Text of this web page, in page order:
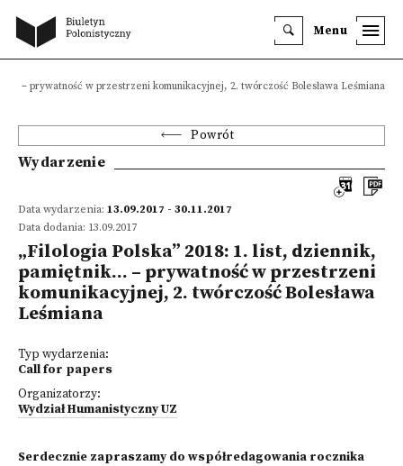
Menu
– prywatność w przestrzeni komunikacyjnej, 2. twórczość Bolesława Leśmiana
Powrót
Wydarzenie
Data wydarzenia: 13.09.2017 - 30.11.2017
Data dodania: 13.09.2017
„Filologia Polska” 2018: 1. list, dziennik,
pamiętnik… – prywatność w przestrzeni
komunikacyjnej, 2. twórczość Bolesława
Leśmiana
Typ wydarzenia:
Call for papers
Organizatorzy:
Wydział Humanistyczny UZ
Serdecznie zapraszamy do współredagowania rocznika